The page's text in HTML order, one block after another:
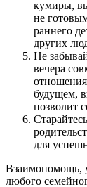
кумиры,
не
раннего
других
Не
вечера
будущем,
позволит
для
Взаимопомощь,
любого